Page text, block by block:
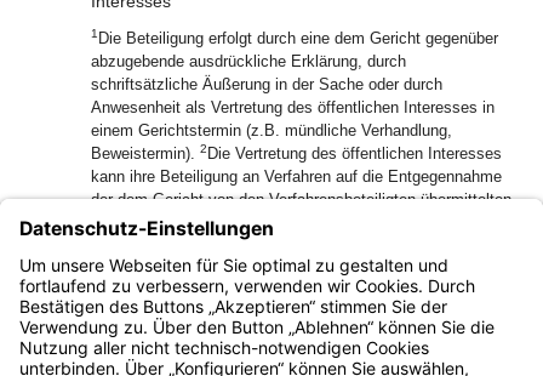
1 Die Beteiligung erfolgt durch eine dem Gericht gegenüber
abzugebende ausdrückliche Erklärung, durch
schriftsätzliche Äußerung in der Sache oder durch
Anwesenheit als Vertretung des öffentlichen Interesses in
einem Gerichtstermin (z.B. mündliche Verhandlung,
Beweistermin). 2 Die Vertretung des öffentlichen Interesses
kann ihre Beteiligung an Verfahren auf die Entgegennahme
der dem Gericht von den Verfahrensbeteiligten übermittelten
Schriftsätze oder der verfahrensabschließenden
Entscheidung des Gerichts beschränken.
Beteiligung jederzeit dem Gericht gegenüber für beendet
erklären.
Bayern.de